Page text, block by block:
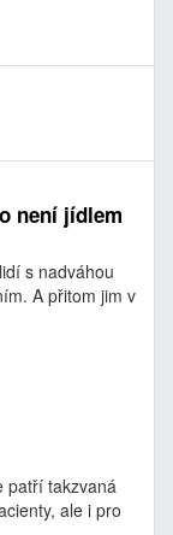
není jídlem
s nadváhou
A přitom jim v
patří takzvaná
ale i pro